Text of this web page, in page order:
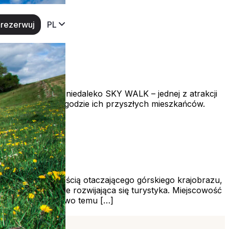
PL
gondolowy), niedaleko SKY WALK – jednej z atrakcji
i wygodzie ich przyszłych mieszkańców.
z urokliwością otaczającego górskiego krajobrazu,
Zdrój jest stale rozwijająca się turystyka. Miejscowość
dodatkowo temu […]